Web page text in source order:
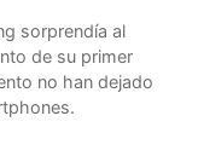
sorprendía al
de su primer
no han dejado